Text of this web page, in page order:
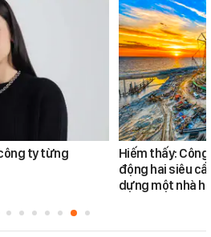
ty từng
Hiếm thấy:
động hai siêu
dựng một nhà